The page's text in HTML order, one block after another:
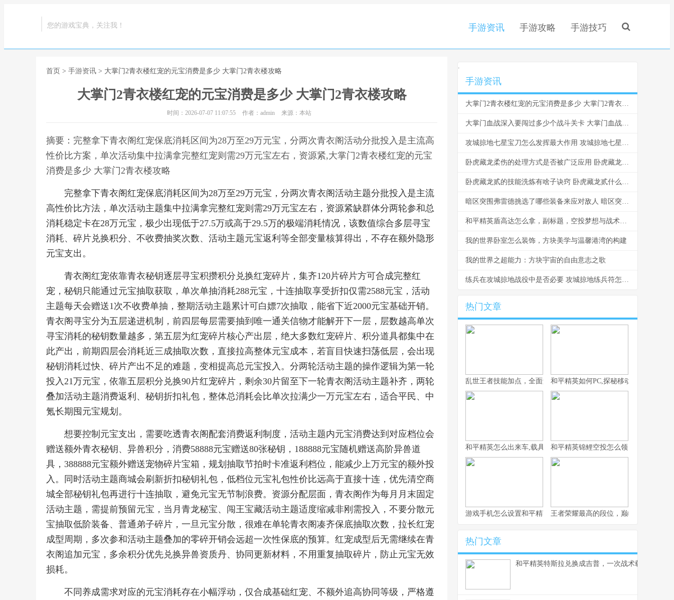
您的游戏宝典，关注我！ 手游资讯 手游攻略 手游技巧
首页 > 手游资讯 > 大掌门2青衣楼红宠的元宝消费是多少 大掌门2青衣楼攻略
大掌门2青衣楼红宠的元宝消费是多少 大掌门2青衣楼攻略
时间：2026-07-07 11:07:55 作者：admin 来源：本站
摘要：完整拿下青衣阁红宠保底消耗区间为28万至29万元宝，分两次青衣阁活动分批投入是主流高
性价比方案，单次活动集中拉满拿完整红宠则需29万元宝左右，资源紧,大掌门2青衣楼红宠的元宝
消费是多少 大掌门2青衣楼攻略
完整拿下青衣阁红宠保底消耗区间为28万至29万元宝，分两次青衣阁活动主题分批投入是主流
高性价比方法，单次活动主题集中拉满拿完整红宠则需29万元宝左右，资源紧缺群体分两轮参和总
消耗稳定卡在28万元宝，极少出现低于27.5万或高于29.5万的极端消耗情况，该数值综合多层寻宝
消耗、碎片兑换积分、不收费抽奖次数、活动主题元宝返利等全部变量核算得出，不存在额外隐形
元宝支出。
青衣阁红宠依靠青衣秘钥逐层寻宝积攒积分兑换红宠碎片，集齐120片碎片方可合成完整红
宠，秘钥只能通过元宝抽取获取，单次单抽消耗288元宝，十连抽取享受折扣仅需2588元宝，活动
主题每天会赠送1次不收费单抽，整期活动主题累计可白嫖7次抽取，能省下近2000元宝基础开销。
青衣阁寻宝分为五层递进机制，前四层每层需要抽到唯一通关信物才能解开下一层，层数越高单次
寻宝消耗的秘钥数量越多，第五层为红宠碎片核心产出层，绝大多数红宠碎片、积分道具都集中在
此产出，前期四层会消耗近三成抽取次数，直接拉高整体元宝成本，若盲目快速扫荡低层，会出现
秘钥消耗过快、碎片产出不足的难题，变相提高总元宝投入。分两轮活动主题的操作逻辑为第一轮
投入21万元宝，依靠五层积分兑换90片红宠碎片，剩余30片留至下一轮青衣阁活动主题补齐，两轮
叠加活动主题消费返利、秘钥折扣礼包，整体总消耗会比单次拉满少一万元宝左右，适合平民、中
氪长期囤元宝规划。
想要控制元宝支出，需要吃透青衣阁配套消费返利制度，活动主题内元宝消费达到对应档位会
赠送额外青衣秘钥、异兽积分，消费58888元宝赠送80张秘钥，188888元宝随机赠送高阶异兽道
具，388888元宝额外赠送宠物碎片宝箱，规划抽取节拍时卡准返利档位，能减少上万元宝的额外投
入。同时活动主题商城会刷新折扣秘钥礼包，低档位元宝礼包性价比远高于直接十连，优先清空商
城全部秘钥礼包再进行十连抽取，避免元宝无节制浪费。资源分配层面，青衣阁作为每月月末固定
活动主题，需提前预留元宝，当月青龙秘宝、闯王宝藏活动主题适度缩减非刚需投入，不要分散元
宝抽取低阶装备、普通弟子碎片，一旦元宝分散，很难在单轮青衣阁凑齐保底抽取次数，拉长红宠
成型周期，多次参和活动主题叠加的零碎开销会远超一次性保底的预算。红宠成型后无需继续在青
衣阁追加元宝，多余积分优先兑换异兽资质丹、协同更新材料，不用重复抽取碎片，防止元宝无效
损耗。
不同养成需求对应的元宝消耗存在小幅浮动，仅合成基础红宠、不额外追高协同等级，严格遵
.
手游资讯
大掌门2青衣楼红宠的元宝消费是多少 大掌门2青衣楼攻略
大掌门血战深入要闯过多少个战斗关卡 大掌门血战排名奖励
攻城掠地七星宝刀怎么发挥最大作用 攻城掠地七星宝箱怎么开
卧虎藏龙柔伤的处理方式是否被广泛应用 卧虎藏龙有多厉害
卧虎藏龙贰的技能洗炼有啥子诀窍 卧虎藏龙贰什么时候出的
暗区突围弗雷德挑选了哪些装备来应对敌人 暗区突围弗雷德的幸运物是什么
和平精英盾高达怎么拿，副标题，空投梦想与战术博弈
我的世界卧室怎么装饰，方块美学与温馨港湾的构建
我的世界之超能力：方块宇宙的自由意志之歌
练兵在攻城掠地战役中是否必要 攻城掠地练兵符怎么得5亿经验
热门文章
乱世王者技能加点，全面解析核心技能选择策略
和平精英如何PC,探秘移动竞技的桌面
和平精英怎么出来车,载具召唤的艺术与战术和平精英锦鲤空投怎么领，附幸运获取
游戏手机怎么设置和平精英，高手操作流畅如风的秘诀
王者荣耀最高的段位，巅峰之上的孤
热门文章
和平精英特斯拉兑换成吉普，一次战术载具的审美